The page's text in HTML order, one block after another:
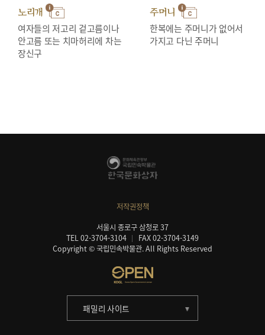
노리개
여자들의 저고리 겉고름이나
안고름 또는 치마허리에 차는
장신구
주머니
한복에는 주머니가 없어서
가지고 다닌 주머니
저작권정책
서울시 종로구 삼청로 37
TEL 02-3704-3104
FAX 02-3704-3149
Copyright © 국립민속박물관. All Rights Reserved
패밀리 사이트